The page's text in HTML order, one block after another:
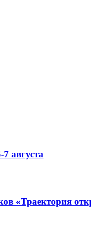
августа
«Траектория